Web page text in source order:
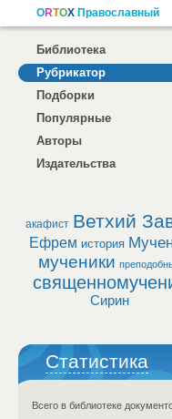
Библиотека
Рубрикатор
Подборки
Популярные
Авторы
Издательства
акафист Ветхий
Ефрем история
мученики
Сирин
Статистика
Всего в библиотеке